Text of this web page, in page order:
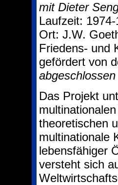
mit Dieter
Laufzeit:
Ort: J.W.
Friedens- und
gefördert von
abgeschlossen
Das Projekt
theoretischen
multinationale
lebensfähiger
versteht sich